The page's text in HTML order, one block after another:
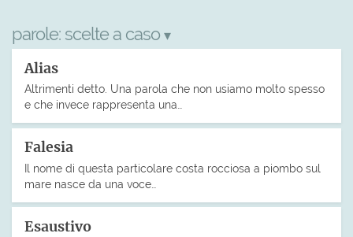
parole: scelte a caso ▾
Alias
Altrimenti detto. Una parola che non usiamo molto spesso
e che invece rappresenta una…
Falesia
Il nome di questa particolare costa rocciosa a piombo sul
mare nasce da una voce…
Esaustivo